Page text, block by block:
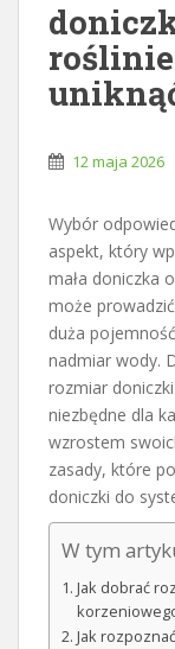
12 maja 2026
Wybór
aspekt, który
mała doniczka
może
duża
nadmiar wody.
rozmiar
niezbędne dla
wzrostem
zasady, które
doniczki do
W tym
Jak dobrać
Jak